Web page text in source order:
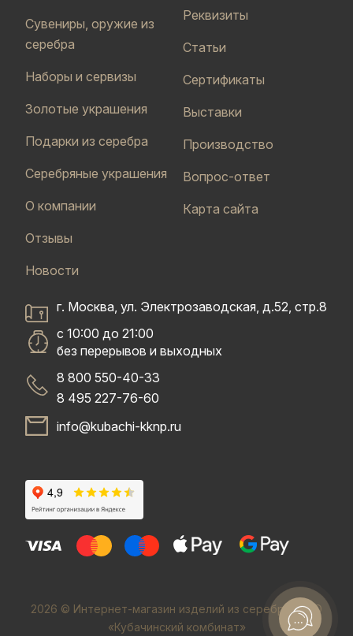
Сувениры, оружие из
серебра
Наборы и сервизы
Золотые украшения
Подарки из серебра
Серебряные украшения
О компании
Отзывы
Новости
Реквизиты
Статьи
Сертификаты
Выставки
Производство
Вопрос-ответ
Карта сайта
г. Москва, ул. Электрозаводская, д.52, стр.8
с 10:00 до 21:00
без перерывов и выходных
8 800 550-40-33
8 495 227-76-60
info@kubachi-kknp.ru
2026 © Интернет-магазин изделий из серебра. ООО
«Кубачинский комбинат»